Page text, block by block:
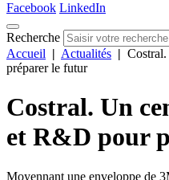
Facebook LinkedIn
Recherche
Accueil | Actualités |
préparer le futur
Costral. Un
et R&D pour
Moyennant une enveloppe de